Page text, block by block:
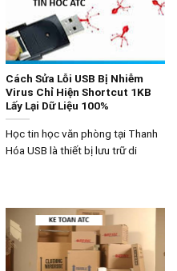
Cách Sửa Lỗi USB Bị Nhiễm
Virus Chỉ Hiện Shortcut 1KB
Lấy Lại Dữ Liệu 100%
Học tin học văn phòng tại Thanh
Hóa USB là thiết bị lưu trữ di